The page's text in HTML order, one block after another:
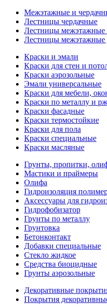
Межэтажные и
Лестницы чердачные
Лестницы межэтажные
Лестницы межэтажные
Краски и эмали
Краски для стен и
Краски аэрозольные
Эмали универсальные
Краски для мебели,
Краски по металлу и
Краски фасадные
Краски термостойкие
Краски для пола
Краски специальные
Краски масляные
Грунты, пропитки,
Мастики и праймеры
Олифа
Гидроизоляция
Аксессуары для
Гидрофобизатор
Грунты по металлу
Грунтовка
Бетонконтакт
Добавки специальные
Стекло жидкое
Средства биоцидные
Грунты аэрозольные
Декоративные
Покрытия